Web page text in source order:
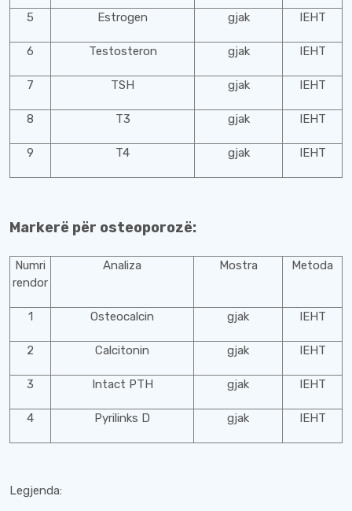
5 Estrogen gjak IEHT
6 Testosteron gjak IEHT
7 TSH gjak IEHT
8 T3 gjak IEHT
9 T4 gjak IEHT
Markerë për osteoporozë:
Numri
rendor
Analiza Mostra Metoda
1 Osteocalcin gjak IEHT
2 Calcitonin gjak IEHT
3 Intact PTH gjak IEHT
4 Pyrilinks D gjak IEHT
Legjenda: